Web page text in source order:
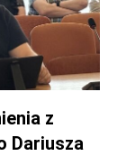
z
Dariusza